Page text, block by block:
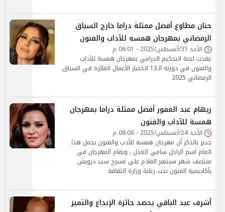
حنان مطاوع أفضل ممثلة دراما خارج السباق
الرمضاني بمهرجان همسه للآداب والفنون
الأحد 31/أغسطس/2025 - 06:01 م
عقدت لجنة التحكيم الدرامي بمهرجان همسة للآداب
والفنون في دورته الـ13 لاختيار الأعمال الفائزة في السباق
الرمضاني 2025
ريهام عبد الغفور أفضل ممثلة دراما بمهرجان
همسة للآداب والفنون
الأحد 24/أغسطس/2025 - 08:06 م
جدير بالذكر أن مهرجان همسة للأدب والفنون يحمل هذا
العام اسم الراحل سامي العدل ، ويقام المهرجان في
منتصف شهر سبتمبر القادم على مسرح سيد درويش
بأكاديمية الفنون تحت رعاية وزارة الثقافة
أشرف عبد الباقي يحصد جائزة الإبداع والتميز